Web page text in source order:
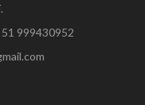
51 999430952